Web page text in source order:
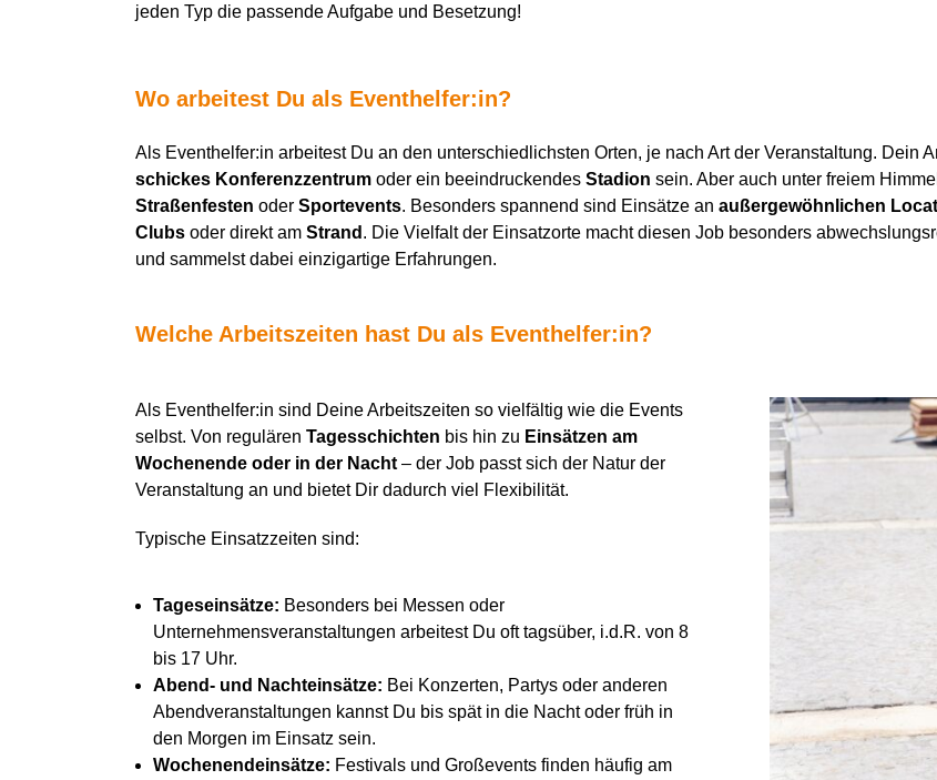
jeden Typ die passende Aufgabe und Besetzung!
Wo arbeitest Du als Eventhelfer:in?
Als Eventhelfer:in arbeitest Du an den unterschiedlichsten Orten, je nach Art der Veranstaltung. Dein
schickes Konferenzzentrumoder ein beeindruckendes Stadion sein. Aber auch unter freiem
Straßenfesten oder Sportevents. Besonders spannend sind Einsätze an außergewöhnlichen
Clubsoder direkt am Strand . Die Vielfalt der Einsatzorte macht diesen Job besonders
und sammelst dabei einzigartige Erfahrungen.
Welche Arbeitszeiten hast Du als Eventhelfer:in?
Als Eventhelfer:in sind Deine Arbeitszeiten so vielfältig wie die Events
selbst. Von regulären Tagesschichten bis hin zu Einsätzen am
Wochenende oder in der Nacht– der Job passt sich der Natur der
Veranstaltung an und bietet Dir dadurch viel Flexibilität.
Typische Einsatzzeiten sind:
Tageseinsätze: Besonders bei Messen oder
Unternehmensveranstaltungen arbeitest Du oft tagsüber, i.d.R. von 8
bis 17 Uhr.
Abend- und Nachteinsätze: Bei Konzerten, Partys oder anderen
Abendveranstaltungen kannst Du bis spät in die Nacht oder früh in
den Morgen im Einsatz sein.
Wochenendeinsätze: Festivals und Großevents finden häufig am